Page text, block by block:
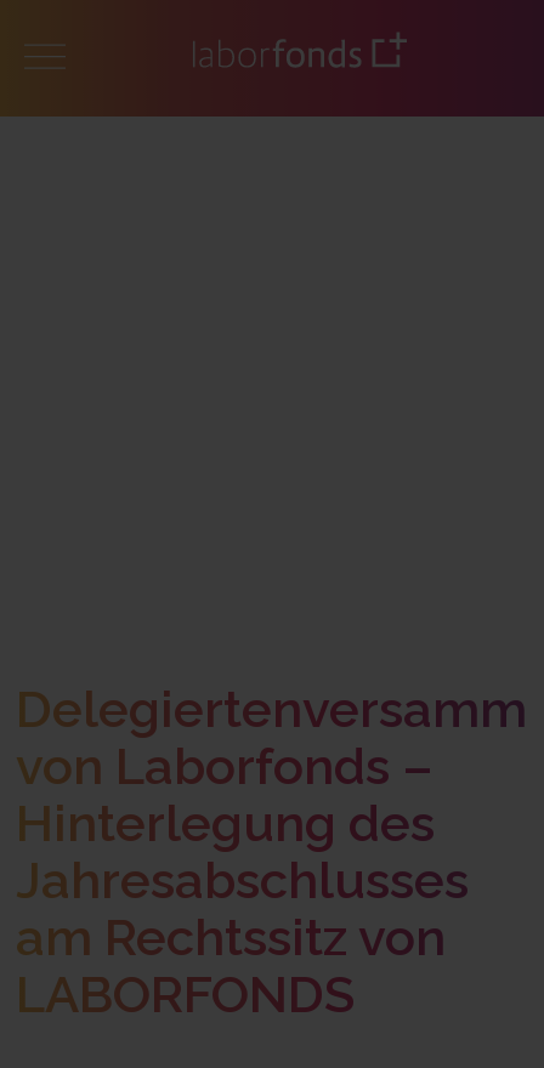
von Laborfonds –
Hinterlegung des
Jahresabschlusses
am Rechtssitz von
LABORFONDS